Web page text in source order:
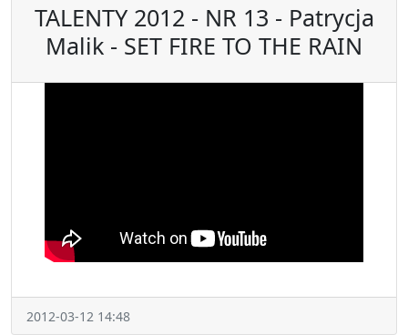
TALENTY 2012 - NR 13 - Patrycja
Malik - SET FIRE TO THE RAIN
2012-03-12 14:48